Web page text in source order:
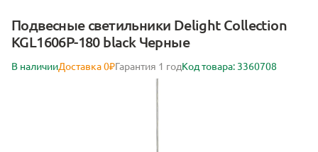
Подвесные светильники Delight Collection
KGL1606P-180 black Черные
В наличииДоставка 0₽Гарантия 1 годКод товара: 3360708